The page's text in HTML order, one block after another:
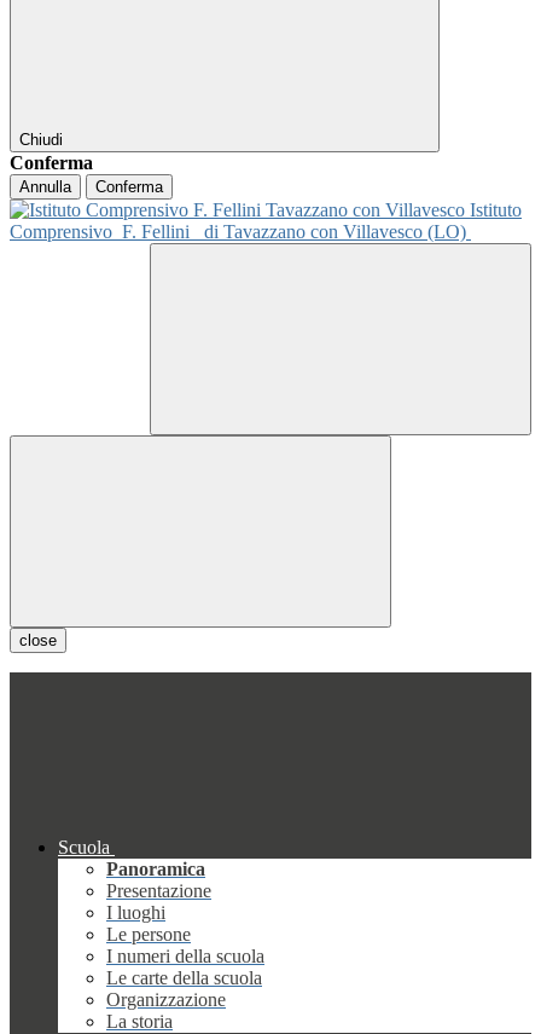
Chiudi
Conferma
Annulla Conferma
Istituto
Comprensivo F. Fellini di Tavazzano con Villavesco (LO)
close
Scuola
Panoramica
Presentazione
I luoghi
Le persone
I numeri della scuola
Le carte della scuola
Organizzazione
La storia